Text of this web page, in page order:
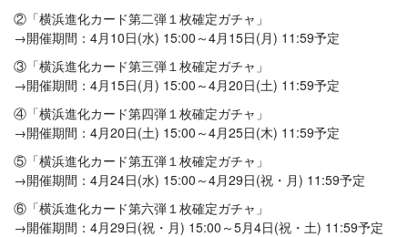
②「横浜進化カード第二弾１枚確定ガチャ」
→開催期間：4月10日(水) 15:00～4月15日(月) 11:59予定
③「横浜進化カード第三弾１枚確定ガチャ」
→開催期間：4月15日(月) 15:00～4月20日(土) 11:59予定
④「横浜進化カード第四弾１枚確定ガチャ」
→開催期間：4月20日(土) 15:00～4月25日(木) 11:59予定
⑤「横浜進化カード第五弾１枚確定ガチャ」
→開催期間：4月24日(水) 15:00～4月29日(祝・月) 11:59予定
⑥「横浜進化カード第六弾１枚確定ガチャ」
→開催期間：4月29日(祝・月) 15:00～5月4日(祝・土) 11:59予定